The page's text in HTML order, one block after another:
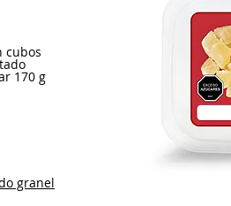
cubos
170 g
granel